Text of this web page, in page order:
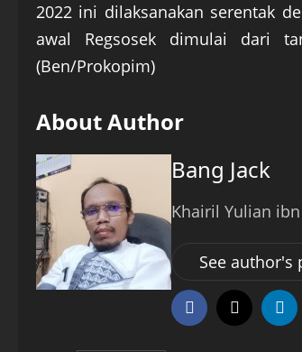
2022 ini dilaksanakan serentak
awal Regsosek dimulai dari
(Ben/Prokopim)
About Author
Bang Jack
Khairil Yulian
See author's